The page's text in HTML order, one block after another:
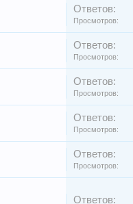
Ответов:
Просмотров:
Ответов:
Просмотров:
Ответов:
Просмотров:
Ответов:
Просмотров:
Ответов:
Просмотров:
Ответов: